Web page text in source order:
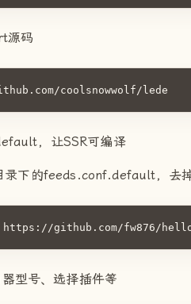
源码
coolsnowwolf/lede
，让SSR可编译
下的feeds.conf.default，去
github.com/fw876/
型号、选择插件等